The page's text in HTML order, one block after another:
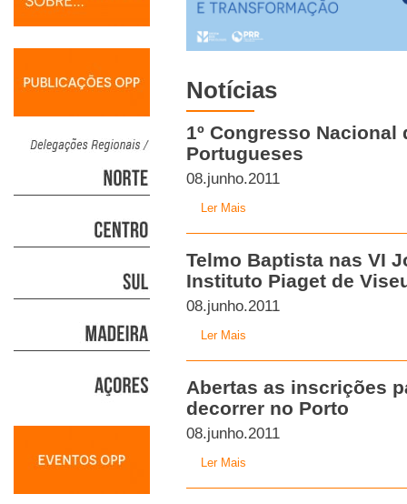
Notícias
1º Congresso
Portugueses
08.junho.2011
Ler Mais
Telmo Baptista nas VI
Instituto Piaget de
08.junho.2011
Ler Mais
Abertas as inscrições
decorrer no Porto
08.junho.2011
Ler Mais